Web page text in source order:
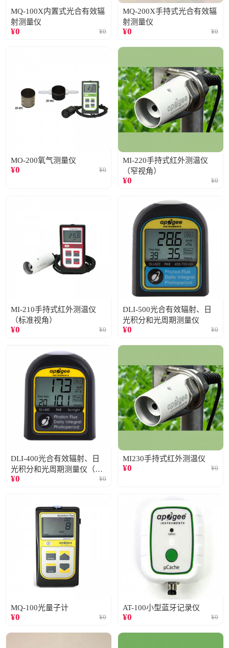
MQ-100X内置式光合有效辐
射测量仪
¥0 ¥0
MQ-200X手持式光合有效辐
射测量仪
¥0 ¥0
MO-200氧气测量仪
¥0 ¥0
MI-220手持式红外测温仪
（窄视角）
¥0 ¥0
MI-210手持式红外测温仪
（标准视角）
¥0 ¥0
DLI-500光合有效辐射、日
光积分和光周期测量仪
¥0 ¥0
DLI-400光合有效辐射、日
光积分和光周期测量仪（仅
阳光）
¥0 ¥0
MI230手持式红外测温仪
¥0 ¥0
MQ-100光量子计
¥0 ¥0
AT-100小型蓝牙记录仪
¥0 ¥0